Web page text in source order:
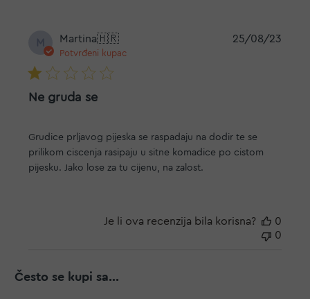
Martina🇭🇷
Potvrđeni kupac
Ne gruda se
Grudice prljavog pijeska se raspadaju na dodir te se
prilikom ciscenja rasipaju u sitne komadice po cistom
pijesku. Jako lose za tu cijenu, na zalost.
25/08/23
Je li ova recenzija bila korisna?
0
0
Često se kupi sa...